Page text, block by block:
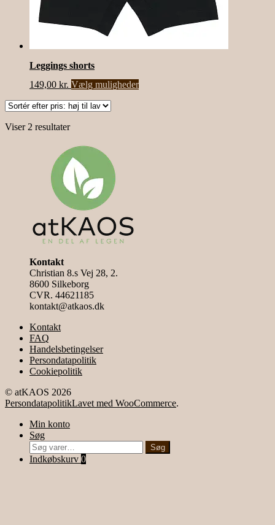
Leggings shorts
149,00 kr. Vælg mulighederDette
Viser 2 resultaterSorteret
pris:
høj
til
lav
Kontakt
Christian 8.s Vej 28, 2.
8600 Silkeborg
CVR. 44621185
kontakt@atkaos.dk
Kontakt
FAQ
Handelsbetingelser
Persondatapolitik
Cookiepolitik
© atKAOS 2026
PersondatapolitikLavet med WooCommerce.
Min konto
Søg
Søg
efter:
Søg
Indkøbskurv 0